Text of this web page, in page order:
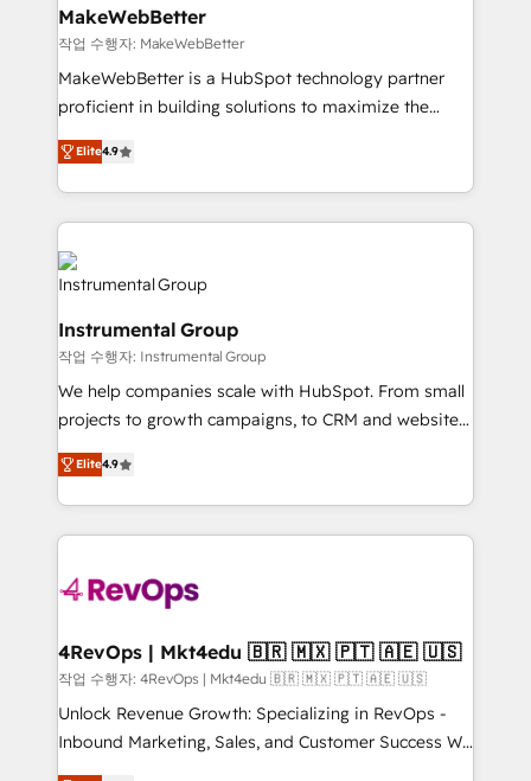
investment
marketing campaigns, & RevOps frameworks that
fuel long-term success We connect the entire
customer lifecycle through seamless integrations,
ensure long-term adoption with change-
and service to drive sustainable growth With 6 key
HubSpot accreditations and experience across
teams has worked with clients just like you Let’s
explore whether S2 is the partner you’ve been
looking for...and get your next big initiative moving!
MakeWebBetter
작업 수행자: MakeWebBetter
MakeWebBetter is a HubSpot technology partner
proficient in building solutions to maximize the
operational efficiency of HubSpot. The fastest-
growing tech-enabler & facilitator, MakeWebBetter,
hands you the blend of HubSpot expertise &
eminent solutions & integrations. Trust us to
streamline your HubSpot experience. 🚀HubSpot
Elite Partners with 10+ years of HubSpot experience
Premier Partner 2023 🌟5 HubSpot Accreditations 🌟
Won HubSpot Theme Challenge 2021 🌟INBOUND’19
HubSpot Rising Star Why us? Harnessing the full
potential of the powerful HubSpot CRM. ✔️A team of
HubSpot experts backed by over 10+ years of
HubSpot experience ✔️Flexible pricing models —
Hourly-fee (assigned one Dedicated HubSpot
Admin); Monthly-fee (HubSpot Admin + Project
requirement). ✔️Helped over 25,000+ customers so
on-demand bundle services. Connect with us today!
Elite4.9
Instrumental Group
작업 수행자: Instrumental Group
We help companies scale with HubSpot. From small
projects to growth campaigns, to CRM and websites.
Hire an agency that's experienced in every inch of
HubSpot and willing to work hand-in-hand with your
team to simplify the complex and build a better
experience for your team and customers.
Elite4.9
4RevOps | Mkt4edu 🇧🇷 🇲🇽 🇵🇹 🇦🇪 🇺🇸
작업 수행자: 4RevOps | Mkt4edu 🇧🇷 🇲🇽 🇵🇹 🇦🇪 🇺🇸
Unlock Revenue Growth: Specializing in RevOps -
Inbound Marketing, Sales, and Customer Success We
specialize in driving revenue growth for companies